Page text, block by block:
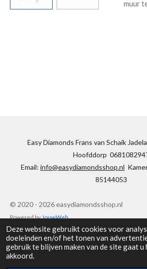
Deze website gebruikt cookies voor
doeleinden en/of het tonen van
gebruik te blijven maken van de site gaat u
akkoord.
muur
Easy Diamonds Frans van Schaik
Hoofddorp
Email: info@easydiamondsshop.nl
85144053
© 2020 - 2026 easydiamondsshop.nl
Powered byJouwWeb